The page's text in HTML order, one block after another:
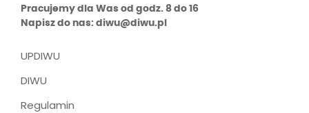
Pracujemy dla Was od godz. 8 do 16
Napisz do nas: diwu@diwu.pl
UPDIWU
DIWU
Regulamin